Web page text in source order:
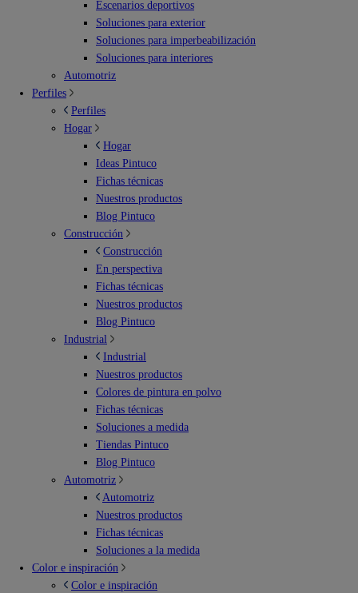
Escenarios deportivos
Soluciones para exterior
Soluciones para imperbeabilización
Soluciones para interiores
Automotriz
Perfiles
Perfiles
Hogar
Hogar
Ideas Pintuco
Fichas técnicas
Nuestros productos
Blog Pintuco
Construcción
Construcción
En perspectiva
Fichas técnicas
Nuestros productos
Blog Pintuco
Industrial
Industrial
Nuestros productos
Colores de pintura en polvo
Fichas técnicas
Soluciones a medida
Tiendas Pintuco
Blog Pintuco
Automotriz
Automotriz
Nuestros productos
Fichas técnicas
Soluciones a la medida
Color e inspiración
Color e inspiración